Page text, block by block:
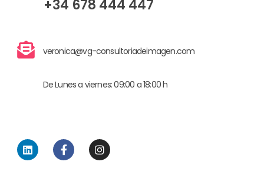
+34 678 444 447
veronica@vg-consultoriadeimagen.com
De Lunes a viernes: 09:00 a 18:00 h